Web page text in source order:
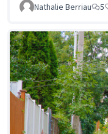
Nathalie Berriau
5